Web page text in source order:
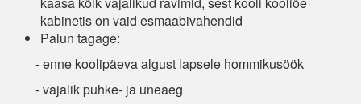
kabinetis on vaid esmaabivahendid
Palun tagage:
- enne koolipäeva algust lapsele hommikusöök
- vajalik puhke- ja uneaeg